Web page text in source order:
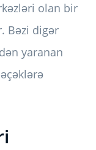
olan bir
Bəzi digər
yaranan